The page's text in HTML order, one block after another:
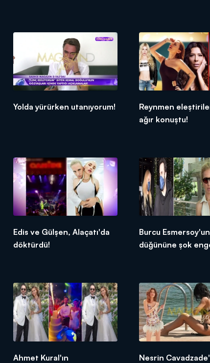
Yolda yürürken utanıyorum!
Reynmen
ağır konuştu!
Edis ve Gülşen, Alaçatı'da
döktürdü!
Burcu Esmersoy'un
düğününe şok
Ahmet Kural'ın
Nesrin